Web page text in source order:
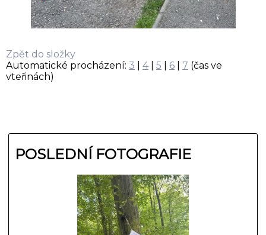
Zpět do složky
Automatické procházení: 3 4| 5 6 7 (čas ve
vteřinách)
POSLEDNÍ FOTOGRAFIE